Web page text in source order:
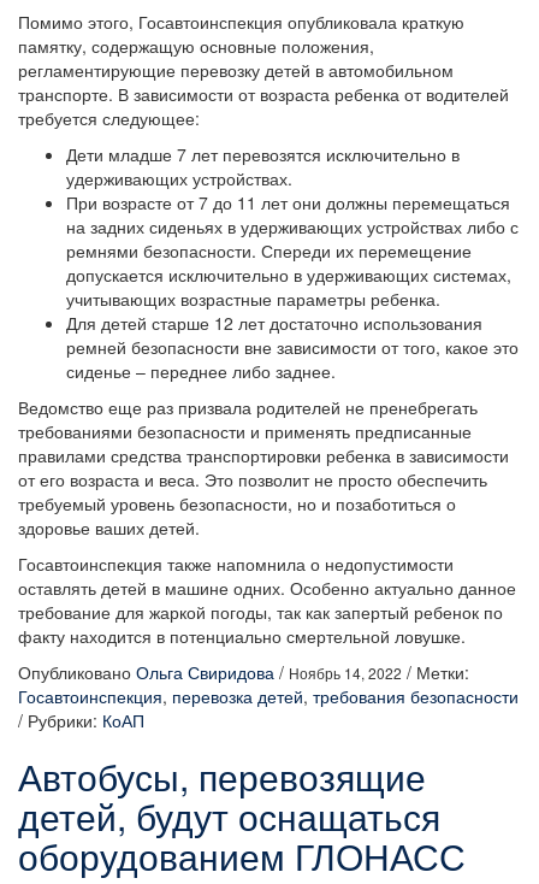
Помимо этого, Госавтоинспекция опубликовала краткую
памятку, содержащую основные положения,
регламентирующие перевозку детей в автомобильном
транспорте. В зависимости от возраста ребенка от водителей
требуется следующее:
Дети младше 7 лет перевозятся исключительно в
удерживающих устройствах.
При возрасте от 7 до 11 лет они должны перемещаться
на задних сиденьях в удерживающих устройствах либо с
ремнями безопасности. Спереди их перемещение
допускается исключительно в удерживающих системах,
учитывающих возрастные параметры ребенка.
Для детей старше 12 лет достаточно использования
ремней безопасности вне зависимости от того, какое это
сиденье – переднее либо заднее.
Ведомство еще раз призвала родителей не пренебрегать
требованиями безопасности и применять предписанные
правилами средства транспортировки ребенка в зависимости
от его возраста и веса. Это позволит не просто обеспечить
требуемый уровень безопасности, но и позаботиться о
здоровье ваших детей.
Госавтоинспекция также напомнила о недопустимости
оставлять детей в машине одних. Особенно актуально данное
требование для жаркой погоды, так как запертый ребенок по
факту находится в потенциально смертельной ловушке.
Опубликовано Ольга Свиридова / Ноябрь 14, 2022 / Метки:
Госавтоинспекция, перевозка детей, требования безопасности
/ Рубрики: КоАП
Автобусы, перевозящие
детей, будут оснащаться
оборудованием ГЛОНАСС